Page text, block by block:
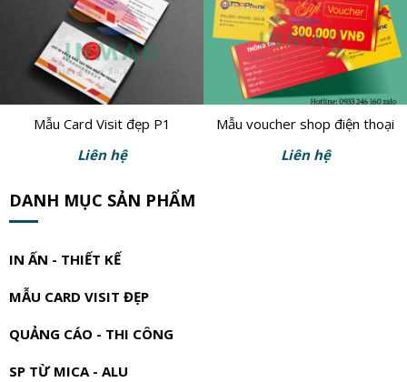
Mẫu Card Visit đẹp P1
Liên hệ
Mẫu voucher shop điện thoại
Liên hệ
DANH MỤC SẢN PHẨM
IN ẤN - THIẾT KẾ
MẪU CARD VISIT ĐẸP
QUẢNG CÁO - THI CÔNG
SP TỪ MICA - ALU